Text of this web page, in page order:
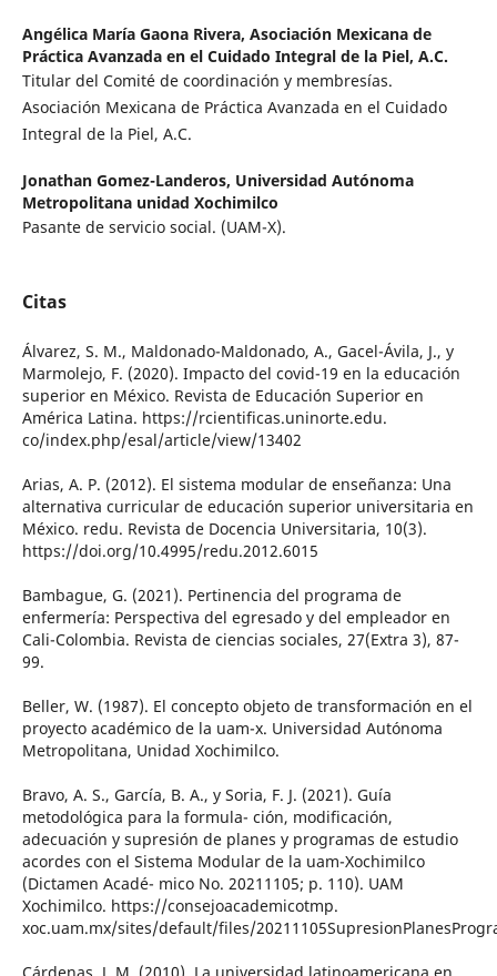
Angélica María Gaona Rivera, Asociación Mexicana de
Práctica Avanzada en el Cuidado Integral de la Piel, A.C.
Titular del Comité de coordinación y membresías.
Asociación Mexicana de Práctica Avanzada en el Cuidado
Integral de la Piel, A.C.
Jonathan Gomez-Landeros, Universidad Autónoma
Metropolitana unidad Xochimilco
Pasante de servicio social. (UAM-X).
Citas
Álvarez, S. M., Maldonado-Maldonado, A., Gacel-Ávila, J., y
Marmolejo, F. (2020). Impacto del covid-19 en la educación
superior en México. Revista de Educación Superior en
América Latina. https://rcientificas.uninorte.edu.
co/index.php/esal/article/view/13402
Arias, A. P. (2012). El sistema modular de enseñanza: Una
alternativa curricular de educación superior universitaria en
México. redu. Revista de Docencia Universitaria, 10(3).
https://doi.org/10.4995/redu.2012.6015
Bambague, G. (2021). Pertinencia del programa de
enfermería: Perspectiva del egresado y del empleador en
Cali-Colombia. Revista de ciencias sociales, 27(Extra 3), 87-
99.
Beller, W. (1987). El concepto objeto de transformación en el
proyecto académico de la uam-x. Universidad Autónoma
Metropolitana, Unidad Xochimilco.
Bravo, A. S., García, B. A., y Soria, F. J. (2021). Guía
metodológica para la formula- ción, modificación,
adecuación y supresión de planes y programas de estudio
acordes con el Sistema Modular de la uam-Xochimilco
(Dictamen Acadé- mico No. 20211105; p. 110). UAM
Xochimilco. https://consejoacademicotmp.
xoc.uam.mx/sites/default/files/